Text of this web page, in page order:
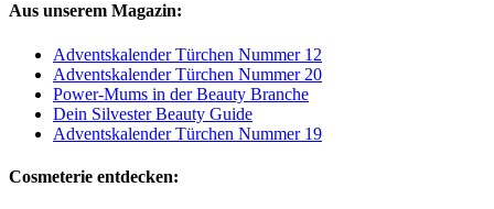
Aus unserem Magazin:
Adventskalender Türchen Nummer 12
Adventskalender Türchen Nummer 20
Power-Mums in der Beauty Branche
Dein Silvester Beauty Guide
Adventskalender Türchen Nummer 19
Cosmeterie entdecken: